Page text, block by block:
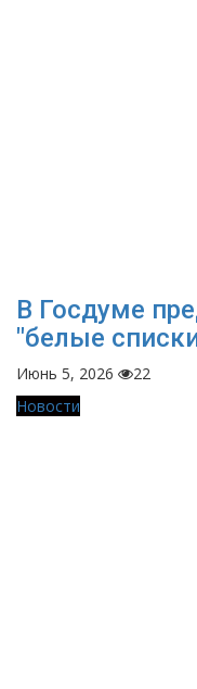
В Госдуме
"белые
Июнь 5, 2026
22
Новости